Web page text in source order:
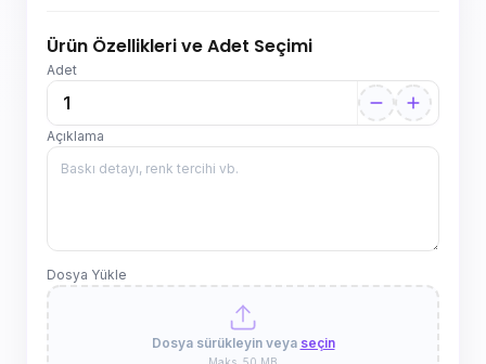
Ürün Özellikleri ve Adet Seçimi
Adet
Açıklama
Dosya Yükle
Dosya sürükleyin veya seçin